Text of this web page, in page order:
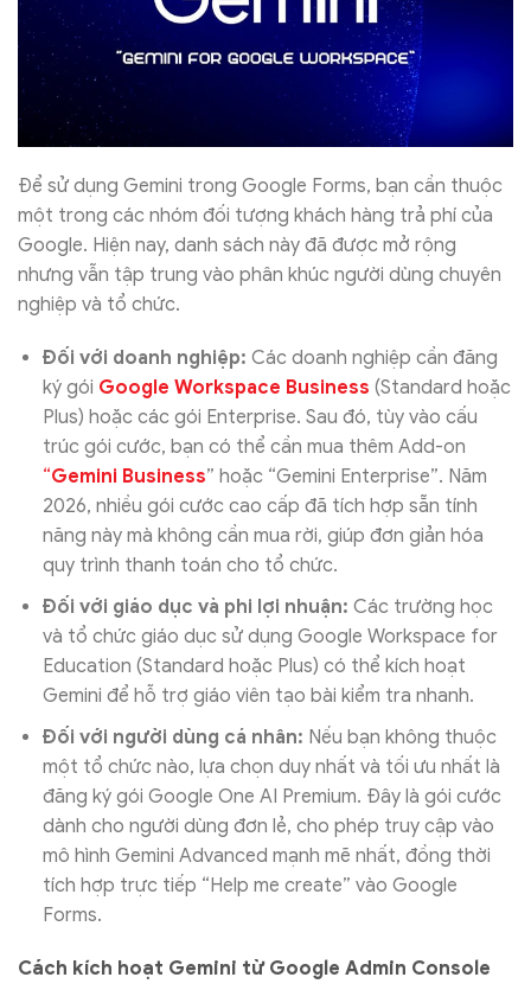
Để sử dụng Gemini trong Google Forms, bạn cần thuộc
một trong các nhóm đối tượng khách hàng trả phí của
Google. Hiện nay, danh sách này đã được mở rộng
nhưng vẫn tập trung vào phân khúc người dùng chuyên
nghiệp và tổ chức.
Đối với doanh nghiệp: Các doanh nghiệp cần đăng
ký gói Google Workspace Business (Standard hoặc
Plus) hoặc các gói Enterprise. Sau đó, tùy vào cấu
trúc gói cước, bạn có thể cần mua thêm Add-on
“Gemini Business” hoặc “Gemini Enterprise”. Năm
2026, nhiều gói cước cao cấp đã tích hợp sẵn tính
năng này mà không cần mua rời, giúp đơn giản hóa
quy trình thanh toán cho tổ chức.
Đối với giáo dục và phi lợi nhuận: Các trường học
và tổ chức giáo dục sử dụng Google Workspace for
Education (Standard hoặc Plus) có thể kích hoạt
Gemini để hỗ trợ giáo viên tạo bài kiểm tra nhanh.
Đối với người dùng cá nhân: Nếu bạn không thuộc
một tổ chức nào, lựa chọn duy nhất và tối ưu nhất là
đăng ký gói Google One AI Premium. Đây là gói cước
dành cho người dùng đơn lẻ, cho phép truy cập vào
mô hình Gemini Advanced mạnh mẽ nhất, đồng thời
tích hợp trực tiếp “Help me create” vào Google
Forms.
Cách kích hoạt Gemini từ Google Admin Console